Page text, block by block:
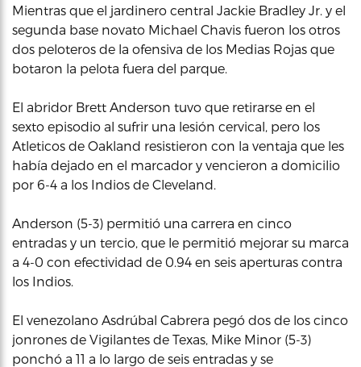
Mientras que el jardinero central Jackie Bradley Jr. y el
segunda base novato Michael Chavis fueron los otros
dos peloteros de la ofensiva de los Medias Rojas que
botaron la pelota fuera del parque.
El abridor Brett Anderson tuvo que retirarse en el
sexto episodio al sufrir una lesión cervical, pero los
Atleticos de Oakland resistieron con la ventaja que les
había dejado en el marcador y vencieron a domicilio
por 6-4 a los Indios de Cleveland.
Anderson (5-3) permitió una carrera en cinco
entradas y un tercio, que le permitió mejorar su marca
a 4-0 con efectividad de 0.94 en seis aperturas contra
los Indios.
El venezolano Asdrúbal Cabrera pegó dos de los cinco
jonrones de Vigilantes de Texas, Mike Minor (5-3)
ponchó a 11 a lo largo de seis entradas y se